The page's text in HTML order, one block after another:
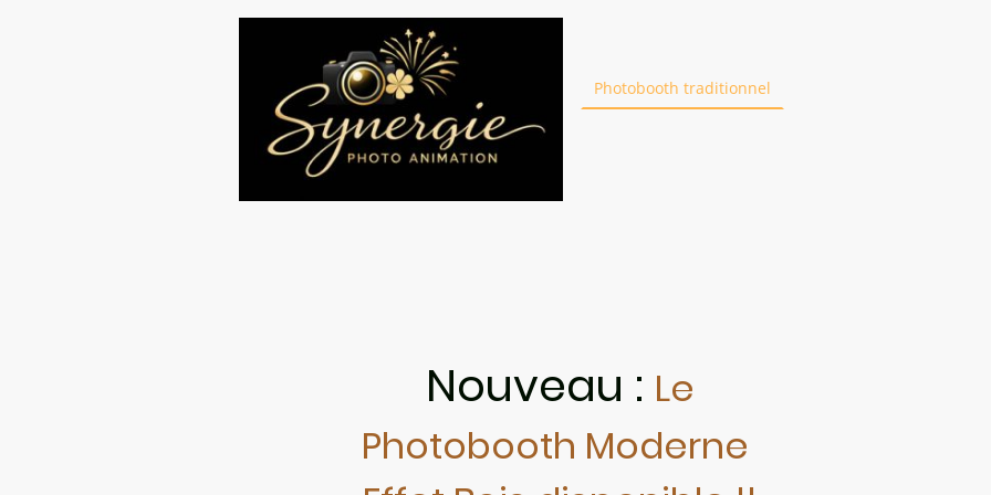
Photobooth traditionnel
Nouveau : Le
Photobooth Moderne